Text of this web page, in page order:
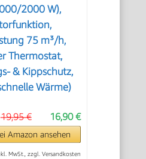
2000 W),
75 m³/h,
Thermostat,
& Kippschutz,
Wärme)
16,90 €
19,95 €
Amazon ansehen
MwSt., zzgl. Versandkosten